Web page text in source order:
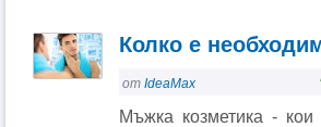
Колко е
от IdeaMax
Мъжка козметика - кои